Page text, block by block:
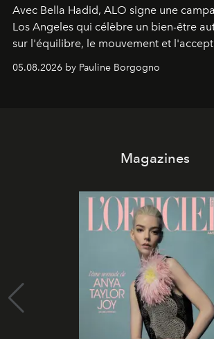
Avec Bella Hadid, ALO signe une
Los Angeles qui célèbre un bien-être
sur l'équilibre, le mouvement et
05.08.2026 by Pauline Borgogno
Magazines